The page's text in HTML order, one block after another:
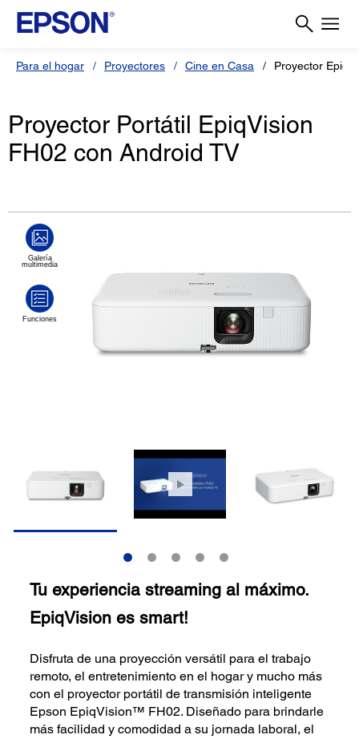
Para el hogar Proyectores Cine en Casa Proyector
Proyector Portátil EpiqVision
FH02 con Android TV
Tu experiencia streaming al máximo.
EpiqVision es smart!
Disfruta de una proyección versátil para el trabajo
remoto, el entretenimiento en el hogar y mucho más
con el proyector portátil de transmisión inteligente
Epson EpiqVision™ FH02. Diseñado para brindarle
más facilidad y comodidad a su jornada laboral, el